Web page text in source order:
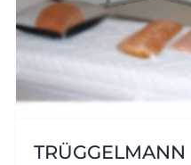
TRÜGGELMANN